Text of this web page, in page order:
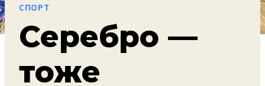
СПОРТ
Серебро —
тоже